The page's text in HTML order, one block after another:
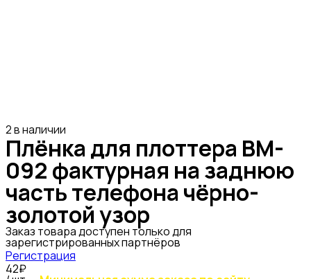
2 в наличии
Плёнка для плоттера BM-
092 фактурная на заднюю
часть телефона чёрно-
золотой узор
Заказ товара доступен только для
зарегистрированных партнёров
Регистрация
42₽